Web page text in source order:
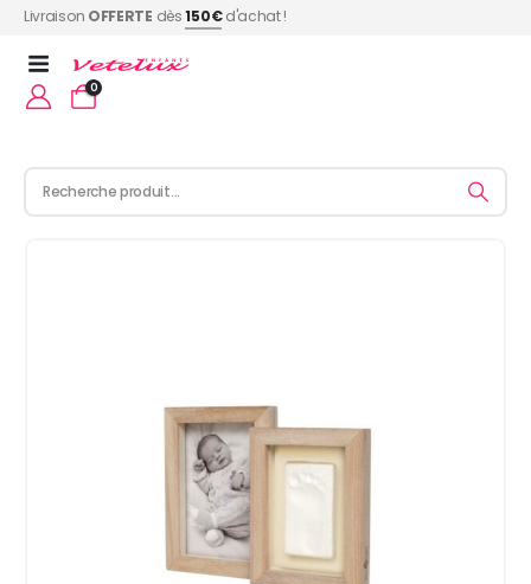
Livraison OFFERTE dès150€d'achat !
0